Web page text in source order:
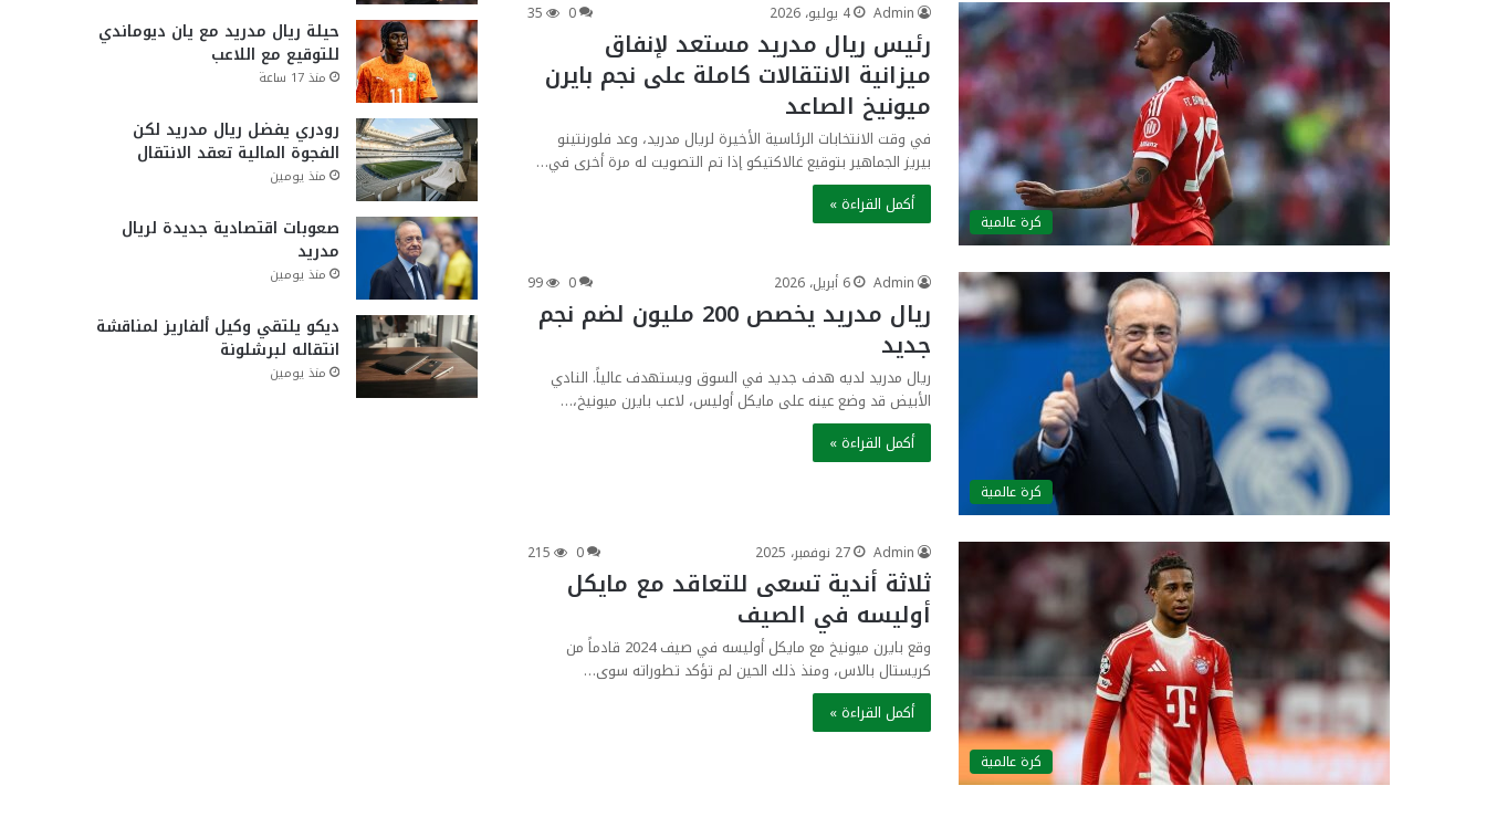
كرة عالمية
Admin 4 يوليو، 2026 0
35
رئيس ريال مدريد مستعد لإنفاق
ميزانية الانتقالات كاملة على نجم بايرن
ميونيخ الصاعد
في وقت الانتخابات الرئاسية الأخيرة لريال مدريد، وعد فلورنتينو
بيريز الجماهير بتوقيع غالاكتيكو إذا تم التصويت له مرة أخرى في…
أكمل القراءة »
كرة عالمية
Admin 6 أبريل، 2026 0
99
ريال مدريد يخصص 200 مليون لضم نجم
جديد
ريال مدريد لديه هدف جديد في السوق ويستهدف عالياً. النادي
الأبيض قد وضع عينه على مايكل أوليس، لاعب بايرن ميونيخ،…
أكمل القراءة »
كرة عالمية
Admin 27 نوفمبر، 2025 0
215
ثلاثة أندية تسعى للتعاقد مع مايكل
أوليسه في الصيف
وقع بايرن ميونيخ مع مايكل أوليسه في صيف 2024 قادماً من
كريستال بالاس، ومنذ ذلك الحين لم تؤكد تطوراته سوى…
أكمل القراءة »
حيلة ريال مدريد مع يان ديوماندي
للتوقيع مع اللاعب
منذ 17 ساعة
رودري يفضل ريال مدريد لكن
الفجوة المالية تعقد الانتقال
منذ يومين
صعوبات اقتصادية جديدة لريال
مدريد
منذ يومين
ديكو يلتقي وكيل ألفاريز لمناقشة
انتقاله لبرشلونة
منذ يومين